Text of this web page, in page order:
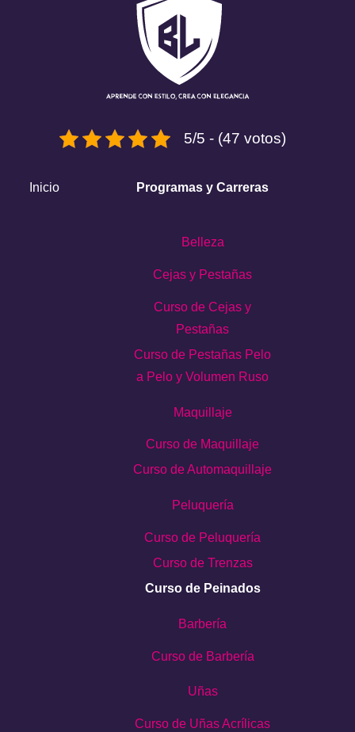
5/5 - (47 votos)
Inicio Programas y Carreras
Belleza
Cejas y Pestañas
Curso de Cejas y
Pestañas
Curso de Pestañas Pelo
a Pelo y Volumen Ruso
Maquillaje
Curso de Maquillaje
Curso de Automaquillaje
Peluquería
Curso de Peluquería
Curso de Trenzas
Curso de Peinados
Barbería
Curso de Barbería
Uñas
Curso de Uñas Acrílicas